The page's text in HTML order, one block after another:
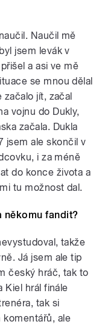
Naučil mě
jsem levák v
a asi ve mě
se mnou dělal
začalo jít, začal
vojnu do Dukly,
začala. Dukla
jsem ale skončil v
i za méně
do konce života a
tu možnost dal.
někomu fandit?
takže
Já jsem ale tip
český hráč, tak to
Kiel hrál finále
tak si
ale